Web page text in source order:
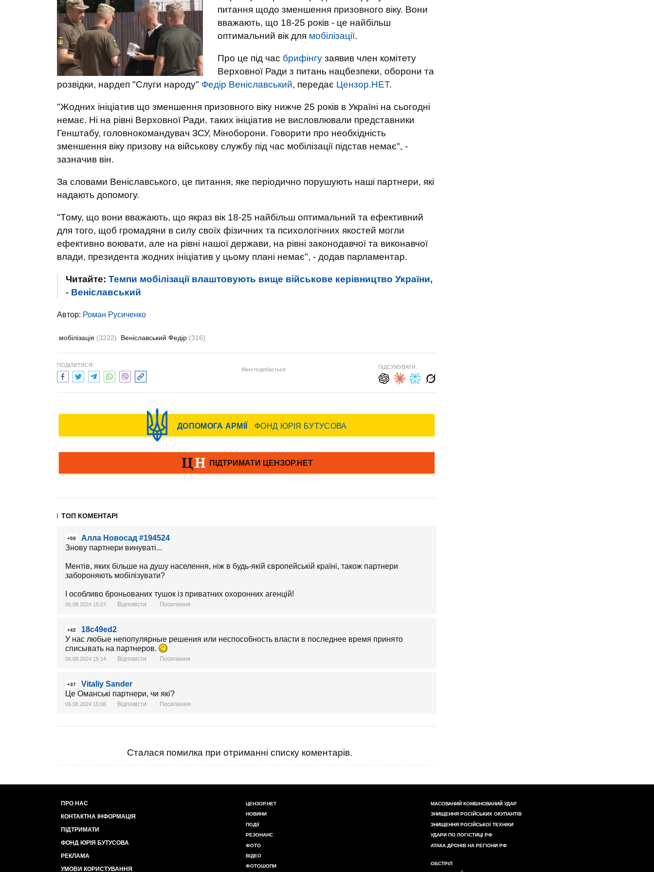
питання щодо зменшення призовного віку. Вони
вважають, що 18-25 років - це найбільш
оптимальний вік для мобілізації.
Про це під час брифінгу заявив член комітету
Верховної Ради з питань нацбезпеки, оборони та
розвідки, нардеп "Слуги народу" Федір Веніславський, передає Цензор.НЕТ.
"Жодних ініціатив що зменшення призовного віку нижче 25 років в Україні на сьогодні
немає. Ні на рівні Верховної Ради, таких ініціатив не висловлювали представники
Генштабу, головнокомандувач ЗСУ, Міноборони. Говорити про необхідність
зменшення віку призову на військову службу під час мобілізації підстав немає", -
зазначив він.
За словами Веніславського, це питання, яке періодично порушують наші партнери, які
надають допомогу.
"Тому, що вони вважають, що якраз вік 18-25 найбільш оптимальний та ефективний
для того, щоб громадяни в силу своїх фізичних та психологічних якостей могли
ефективно воювати, але на рівні нашої держави, на рівні законодавчої та виконавчої
влади, президента жодних ініціатив у цьому плані немає", - додав парламентар.
Читайте: Темпи мобілізації влаштовують вище військове керівництво України,
- Веніславський
Автор: Роман Русиченко
мобілізація (3222) Веніславський Федір (316)
ПОДІЛИТИСЯ:
Мені подобається ПІДСУМУВАТИ:
ТОП КОМЕНТАРІ
+59
Алла Новосад #194524
Знову партнери винуваті...
Ментів, яких більше на душу населення, ніж в будь-якій європейській країні, також партнери
забороняють мобілізувати?
І особливо броньованих тушок із приватних охоронних агенцій!
06.08.2024 15:07 Відповісти Посилання
+42
18c49ed2
У нас любые непопулярные решения или неспособность власти в последнее время принято
списывать на партнеров.
06.08.2024 15:14 Відповісти Посилання
+37
Vitaliy Sander
Це Оманські партнери, чи які?
06.08.2024 15:06 Відповісти Посилання
Сталася помилка при отриманні списку коментарів.
ПРО НАС
КОНТАКТНА ІНФОРМАЦІЯ
ПІДТРИМАТИ
ФОНД ЮРІЯ БУТУСОВА
РЕКЛАМА
УМОВИ КОРИСТУВАННЯ
ЦЕНЗОР.НЕТ
НОВИНИ
ПОДІЇ
РЕЗОНАНС
ФОТО
ВІДЕО
ФОТОШОПИ
МАСОВАНИЙ КОМБІНОВАНИЙ УДАР
ЗНИЩЕННЯ РОСІЙСЬКИХ ОКУПАНТІВ
ЗНИЩЕННЯ РОСІЙСЬКОЇ ТЕХНІКИ
УДАРИ ПО ЛОГІСТИЦІ РФ
АТАКА ДРОНІВ НА РЕГІОНИ РФ
ОБСТРІЛ